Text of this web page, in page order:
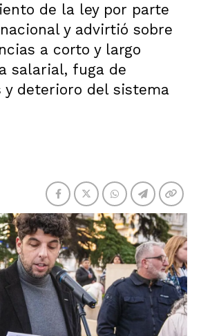
de la ley por parte
y advirtió sobre
a corto y largo
salarial, fuga de
y deterioro del sistema